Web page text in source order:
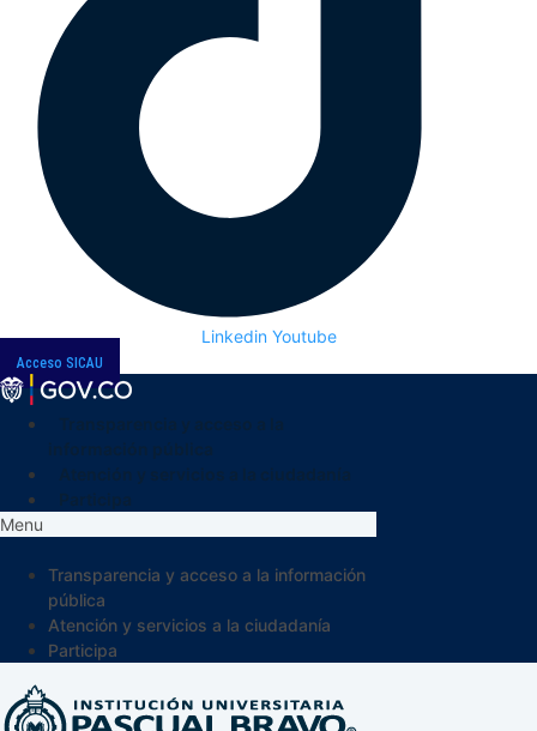
Linkedin Youtube
Acceso SICAU
Menu
Transparencia y acceso a la información
pública
Atención y servicios a la ciudadanía
Participa